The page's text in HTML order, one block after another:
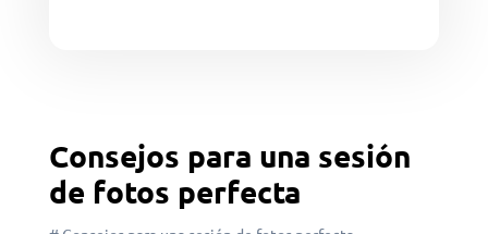
Consejos para una sesión
de fotos perfecta